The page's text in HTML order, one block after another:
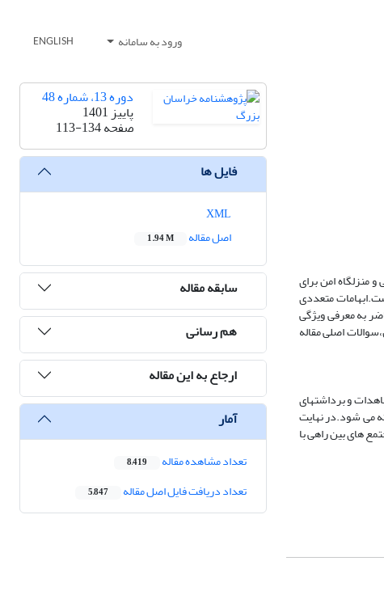
ورود به سامانه ENGLISH
منزلگاه امن برای
متعددی
به معرفی ویژگی
اصلی مقاله
و برداشتهای
می شود.در نهایت
های بین راهی با
دوره 13، شماره 48
پاییز 1401
صفحه113-134
فایل ها
اصل مقاله
1.94 M
سابقه مقاله
هم رسانی
ارجاع به این مقاله
آمار
تعداد مشاهده مقاله 8,419
تعداد دریافت فایل اصل مقاله 5,847